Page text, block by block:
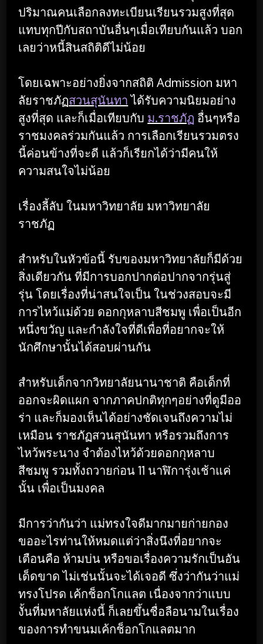
ปริมาณคนเลือกลงทะเบียนเรียนรวมสูงที่สุด
แทบทุกปีกับสถาบันอื่นๆเมื่อเทียบกันแล้ว บอก
เลยว่าหนี้สินสถิติดีไม่น้อย
โดยเฉพาะอย่างยิ่งจากสถิติ Admission มหา
ลัยราชภัฏสวนสุนันทาได้รับความนิยมอย่าง
สูงที่สุด และก็เมื่อเทียบกับ ม.ราชภัฏ อื่นๆหรือ
ราชมงคลร่วมกันแล้ว การเลือกเรียนรวมตรง
นี้ค่อนข้างที่จะดี แล้วก็เรียกได้ว่ามีคนให้
ความสนใจไม่น้อย
เรื่องลี้ลับ ในมหาวิทยาลัย มหาวิทยาลัย
ราชภัฏ
สำหรับในหัวข้อนี้ รับของมหาวิทยาลัยก็มีด้วย
สิ่งเดียวกัน ที่มีการบอกปากต่อปากจากรุ่นสู่
รุ่น โดยเรื่องที่น่าสนใจเป็น ในช่วงสอบจะมี
การไหว้แม่ด้วย ดอกกุหลาบสีชมพู เพื่อเป็นอีก
หนึ่งขวัญ และกำลังใจที่ดีเพื่อที่อยากจะให้
นักศึกษานั้นได้สอบผ่านกัน
สำหรับเด็กจากวิทยาลัยนานาชาติ คือเด็กที่
ออกจะผิดแผก จากภาคปกติทุกๆอย่างที่ดูมีออ
ร่า และก็มองเห็นได้อย่างชัดเจนถึงความไม่
เหมือน ราชภัฏสวนสุนันทา หรือรวมถึงการ
ไหว้พระนาง จำต้องไหว้ด้วยดอกกุหลาบ
สีชมพู รวมทั้งถวายก่อน 11 นาฬิการุ่งเช้าแค่
นั้น เพื่อเป็นมงคล
มีการว่ากันว่า แม่ทรงใจดีมากมายก่ายกอง
ขออะไรท่านให้หมดแต่ว่าสิ่งนึงที่อยากจะ
เตือนคือ ห้ามบ่น หรือขอเรื่องความรักเป็นอัน
เด็ดขาด ไม่เช่นนั้นจะได้เจอดี ซึ่งว่ากันว่าแม่
ทรงโปรด เค้กช็อกโกแลต เนื่องจากว่าแบบ
งั้นที่มหาลัยแห่งนี้ ก็เลยขึ้นชื่อลือนามในเรื่อง
ของการทำขนมเค้กช็อกโกแลตมาก